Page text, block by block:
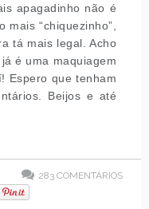
apagadinho não é
“chiquezinho”,
tá mais legal. Acho
é uma maquiagem
Espero que tenham
Beijos e até
283 COMENTÁRIOS